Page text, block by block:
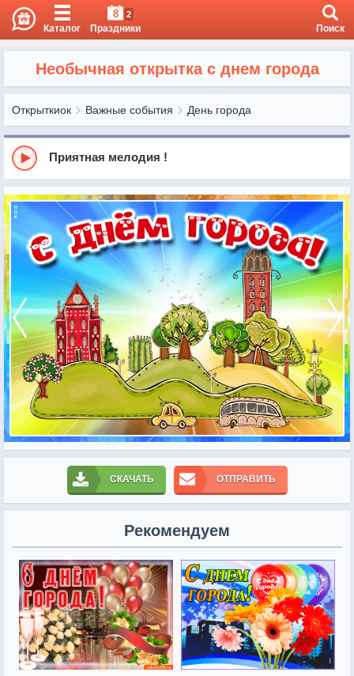
Каталог
8 2
Праздники Поиск
Необычная открытка с днем города
Открыткиок Важные события День города
Приятная мелодия !
СКАЧАТЬ ОТПРАВИТЬ
Рекомендуем